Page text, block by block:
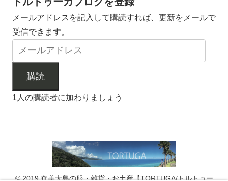
メールアドレスを記入して購読すれば、更新をメールで
受信できます。
購読
1人の購読者に加わりましょう
© 2019 奄美大島の服・雑貨・お土産【TORTUGA/トルトゥー